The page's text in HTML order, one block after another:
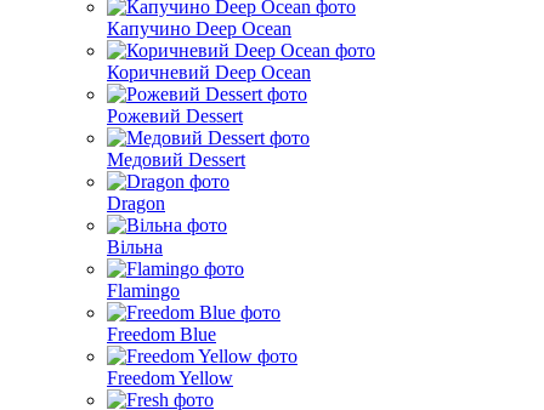
Капучино Deep Ocean
Коричневий Deep Ocean
Рожевий Dessert
Медовий Dessert
Dragon
Вільна
Flamingo
Freedom Blue
Freedom Yellow